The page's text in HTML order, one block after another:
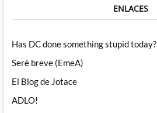
ENLACES
Has DC done something stupid today?
Seré breve (EmeA)
El Blog de Jotace
ADLO!